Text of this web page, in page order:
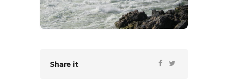
Share it